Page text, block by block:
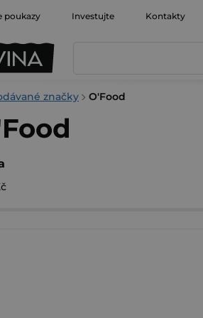
poukazy Investujte Kontakty
značky O'Food